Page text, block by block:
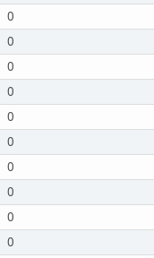
0
0
0
0
0
0
0
0
0
0